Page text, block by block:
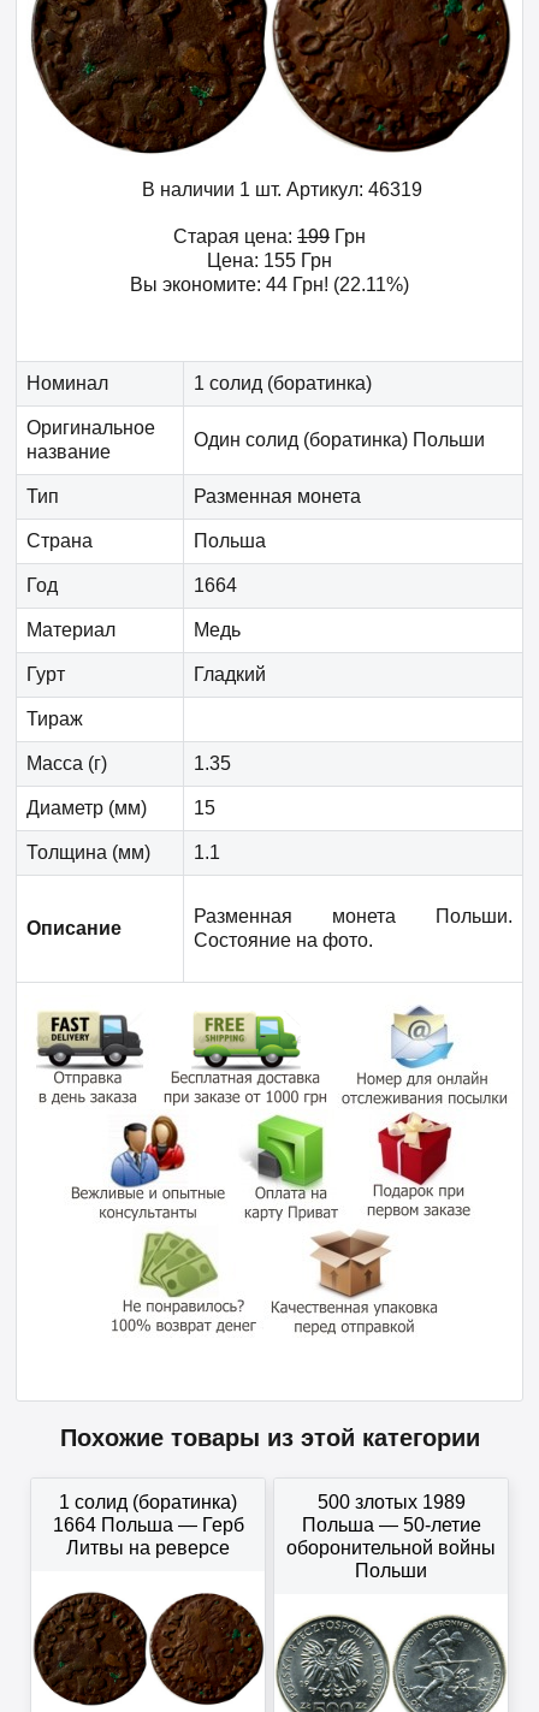
В наличии 1 шт. Артикул: 46319
Старая цена: 199 Грн
Цена: 155 Грн
Вы экономите: 44 Грн! (22.11%)
Номинал 1 солид (боратинка)
Оригинальное
название
Один солид (боратинка) Польши
Тип Разменная монета
Страна Польша
Год 1664
Материал Медь
Гурт Гладкий
Тираж
Масса (г) 1.35
Диаметр (мм) 15
Толщина (мм) 1.1
Описание
Разменная монета Польши.
Состояние на фото.
Похожие товары из этой категории
1 солид (боратинка)
1664 Польша — Герб
Литвы на реверсе
500 злотых 1989
Польша — 50-летие
оборонительной войны
Польши